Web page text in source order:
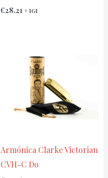
€28.21 + IGI
Armónica Clarke Victorian
CVH-C Do